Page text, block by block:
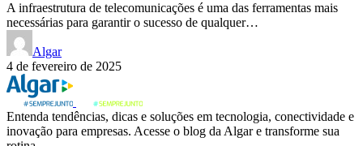
A infraestrutura de telecomunicações é uma das ferramentas mais
necessárias para garantir o sucesso de qualquer…
Algar
4 de fevereiro de 2025
Entenda tendências, dicas e soluções em tecnologia, conectividade e
inovação para empresas. Acesse o blog da Algar e transforme sua